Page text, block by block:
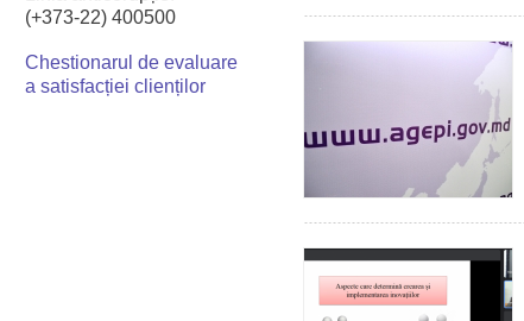
(+373-22) 400500
Chestionarul de evaluare
a satisfacției clienților